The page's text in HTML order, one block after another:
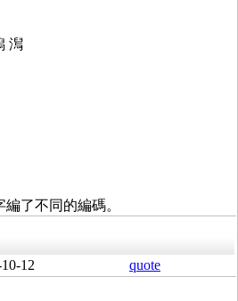
澙
了不同的編碼。
12 quote